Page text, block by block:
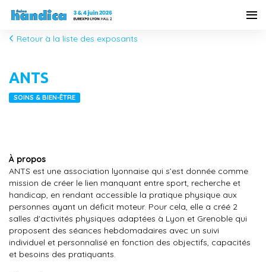
Retour à la liste des exposants
ANTS
SOINS & BIEN-ÊTRE
À propos
ANTS est une association lyonnaise qui s’est donnée comme
mission de créer le lien manquant entre sport, recherche et
handicap, en rendant accessible la pratique physique aux
personnes ayant un déficit moteur. Pour cela, elle a créé 2
salles d'activités physiques adaptées à Lyon et Grenoble qui
proposent des séances hebdomadaires avec un suivi
individuel et personnalisé en fonction des objectifs, capacités
et besoins des pratiquants.